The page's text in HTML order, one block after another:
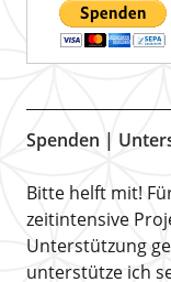
Spenden |
Bitte helft mit!
zeitintensive
Unterstützung
unterstütze ich